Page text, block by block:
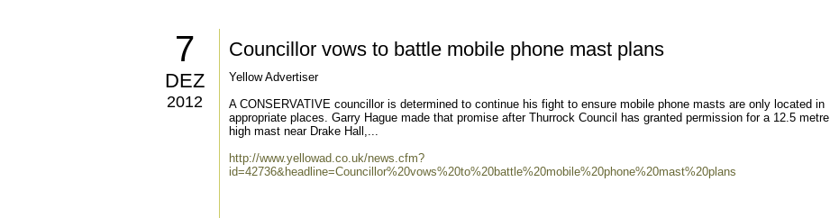
7
DEZ
2012
Councillor vows to battle mobile phone mast plans
Yellow Advertiser
A CONSERVATIVE councillor is determined to continue his fight to ensure mobile phone masts are only located in
appropriate places. Garry Hague made that promise after Thurrock Council has granted permission for a 12.5 metre
high mast near Drake Hall,...
http://www.yellowad.co.uk/news.cfm?
id=42736&headline=Councillor%20vows%20to%20battle%20mobile%20phone%20mast%20plans